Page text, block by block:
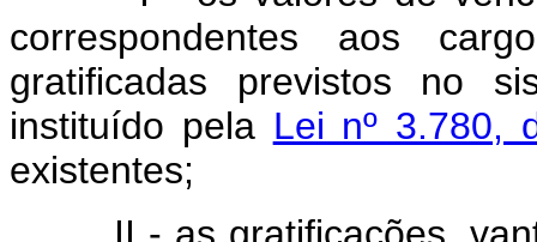
correspondentes aos
gratificadas previstos no
instituído pela Lei nº 3.780,
existentes;